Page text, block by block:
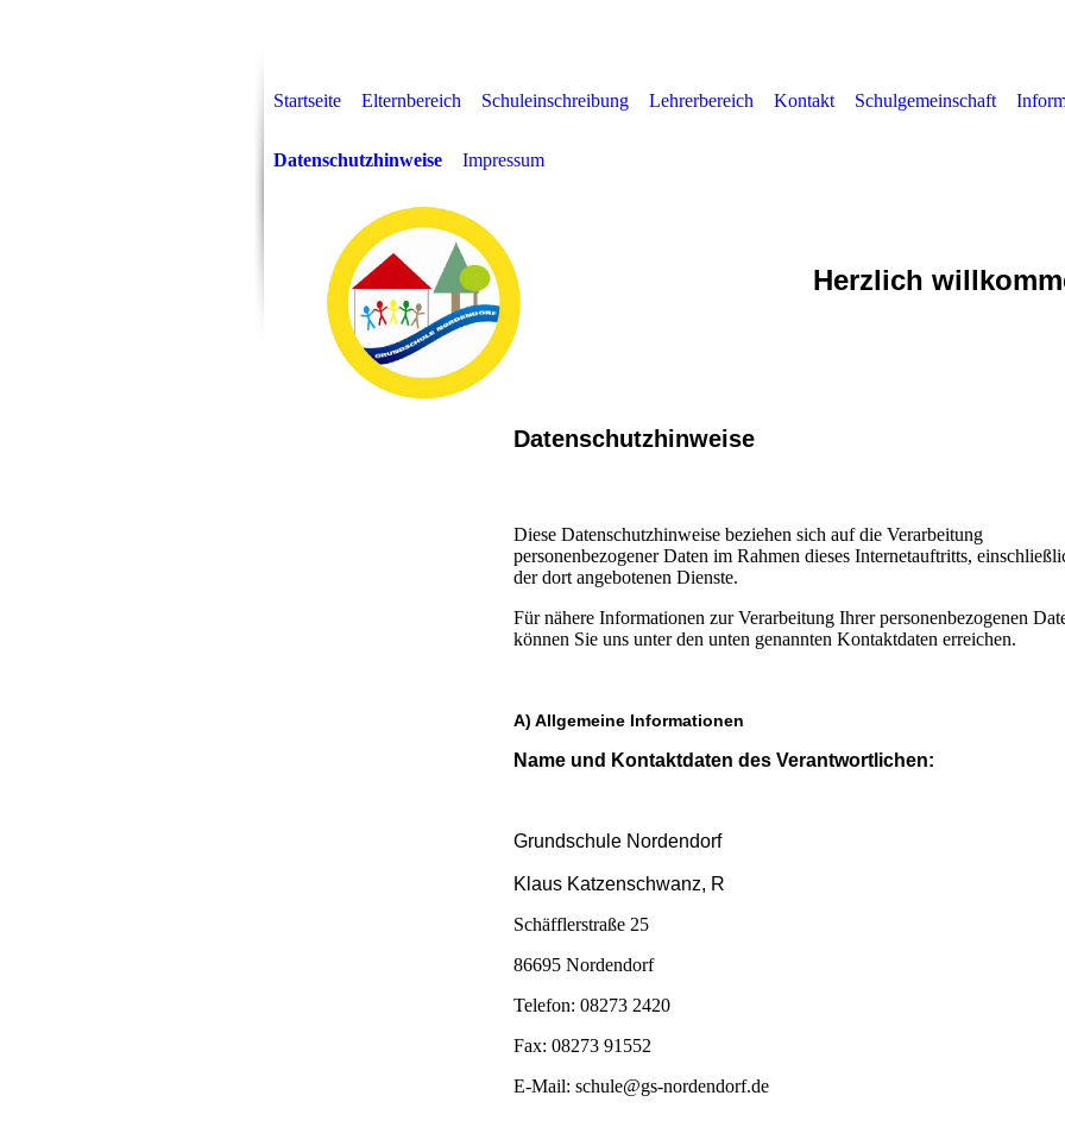
Startseite Elternbereich Schuleinschreibung Lehrerbereich Kontakt Schulgemeinschaft
Datenschutzhinweise Impressum
Herzlich
Datenschutzhinweise
Diese Datenschutzhinweise beziehen sich auf die Verarbeitung
personenbezogener Daten im Rahmen dieses Internetauftritts,
der dort angebotenen Dienste.
Für nähere Informationen zur Verarbeitung Ihrer personenbezogenen
können Sie uns unter den unten genannten Kontaktdaten erreichen.
A) Allgemeine Informationen
Name und Kontaktdaten des Verantwortlichen:
Grundschule Nordendorf
Klaus Katzenschwanz, R
Schäfflerstraße 25
86695 Nordendorf
Telefon: 08273 2420
Fax: 08273 91552
E-Mail: schule@gs-nordendorf.de